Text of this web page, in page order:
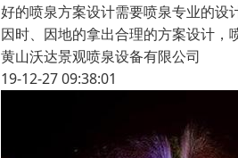
好的喷泉方案设计需要喷泉专业的设
因时、因地的拿出合理的方案设计
黄山沃达景观喷泉设备有限公司
19-12-27 09:38:01